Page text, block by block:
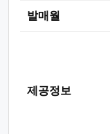
발매월
제공정보